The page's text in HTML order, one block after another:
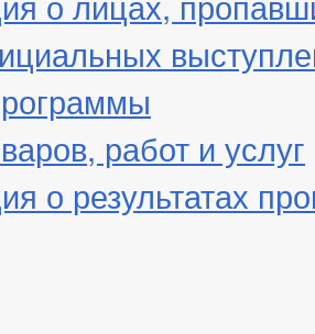
работ и услуг
о результатах